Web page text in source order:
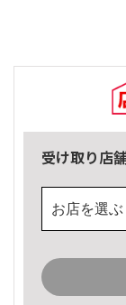
受け取り店
お店を選ぶ